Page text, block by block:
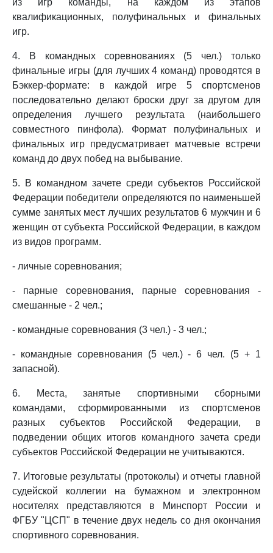
из игр команды, на каждом из этапов
квалификационных, полуфинальных и финальных
игр.
4. В командных соревнованиях (5 чел.) только
финальные игры (для лучших 4 команд) проводятся в
Бэккер-формате: в каждой игре 5 спортсменов
последовательно делают броски друг за другом для
определения лучшего результата (наибольшего
совместного пинфола). Формат полуфинальных и
финальных игр предусматривает матчевые встречи
команд до двух побед на выбывание.
5. В командном зачете среди субъектов Российской
Федерации победители определяются по наименьшей
сумме занятых мест лучших результатов 6 мужчин и 6
женщин от субъекта Российской Федерации, в каждом
из видов программ.
- личные соревнования;
- парные соревнования, парные соревнования -
смешанные - 2 чел.;
- командные соревнования (3 чел.) - 3 чел.;
- командные соревнования (5 чел.) - 6 чел. (5 + 1
запасной).
6. Места, занятые спортивными сборными
командами, сформированными из спортсменов
разных субъектов Российской Федерации, в
подведении общих итогов командного зачета среди
субъектов Российской Федерации не учитываются.
7. Итоговые результаты (протоколы) и отчеты главной
судейской коллегии на бумажном и электронном
носителях представляются в Минспорт России и
ФГБУ "ЦСП" в течение двух недель со дня окончания
спортивного соревнования.